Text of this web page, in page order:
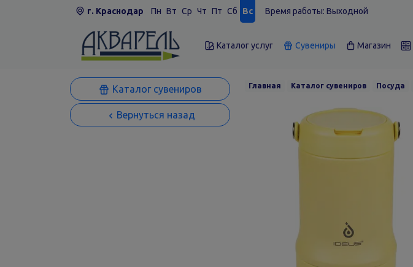
г. Краснодар Пн Вт Ср Чт Пт Сб Вс Время работы: Выходной
Каталог услуг Сувениры Магазин
Каталог сувениров
Вернуться назад
Главная Каталог сувениров Посуда